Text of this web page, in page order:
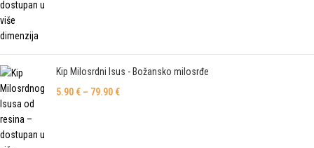
Kip Milosrdni Isus - Božansko milosrđe
5.90 € – 79.90 €